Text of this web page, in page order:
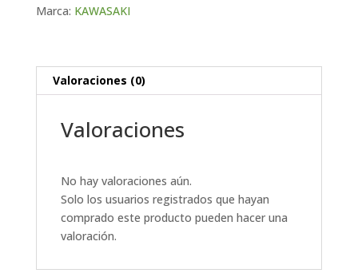
Marca: KAWASAKI
Valoraciones (0)
Valoraciones
No hay valoraciones aún.
Solo los usuarios registrados que hayan
comprado este producto pueden hacer una
valoración.